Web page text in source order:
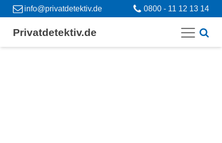
info@privatdetektiv.de 0800 - 11 12 13 14
Privatdetektiv.de